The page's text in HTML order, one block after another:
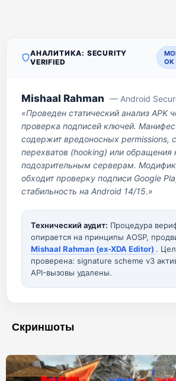
АНАЛИТИКА: SECURITY
VERIFIED
OK
Mishaal Rahman — Android
«Проведен статический анализ APK
проверка подписей ключей.
содержит вредоносных permissions,
перехватов (hooking) или обращения
подозрительным серверам.
обходит проверку подписи Google
стабильность на Android 14/15.»
Технический аудит: Процедура
опирается на принципы AOSP,
Mishaal Rahman (ex-XDA Editor) .
проверена: signature scheme v3
API-вызовы удалены.
Скриншоты